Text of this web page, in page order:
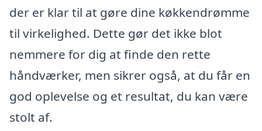
der er klar til at gøre dine køkkendrømme
til virkelighed. Dette gør det ikke blot
nemmere for dig at finde den rette
håndværker, men sikrer også, at du får en
god oplevelse og et resultat, du kan være
stolt af.